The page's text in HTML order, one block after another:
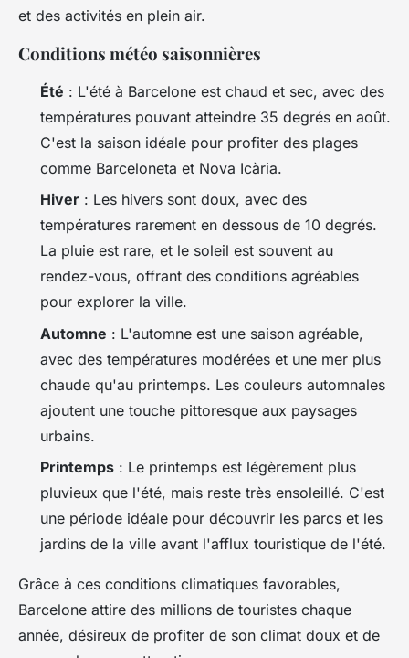
et des activités en plein air.
Conditions météo saisonnières
Été : L'été à Barcelone est chaud et sec, avec des
températures pouvant atteindre 35 degrés en août.
C'est la saison idéale pour profiter des plages
comme Barceloneta et Nova Icària.
Hiver : Les hivers sont doux, avec des
températures rarement en dessous de 10 degrés.
La pluie est rare, et le soleil est souvent au
rendez-vous, offrant des conditions agréables
pour explorer la ville.
Automne : L'automne est une saison agréable,
avec des températures modérées et une mer plus
chaude qu'au printemps. Les couleurs automnales
ajoutent une touche pittoresque aux paysages
urbains.
Printemps : Le printemps est légèrement plus
pluvieux que l'été, mais reste très ensoleillé. C'est
une période idéale pour découvrir les parcs et les
jardins de la ville avant l'afflux touristique de l'été.
Grâce à ces conditions climatiques favorables,
Barcelone attire des millions de touristes chaque
année, désireux de profiter de son climat doux et de